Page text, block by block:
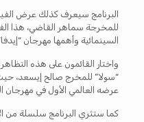
البرنامج سيعرف كذلك عرض
للمخرجة سماهر القاضي، هذا
السينمائية وأهمها مهرجان
واختار القائمون على هذه
“سولا” للمخرج صالح إيسعد،
عرضه العالمي الأول في مهرجان
كما ستثري البرنامج سلسلة من